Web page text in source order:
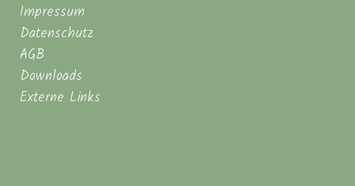
Impressum
Datenschutz
AGB
Downloads
Externe Links